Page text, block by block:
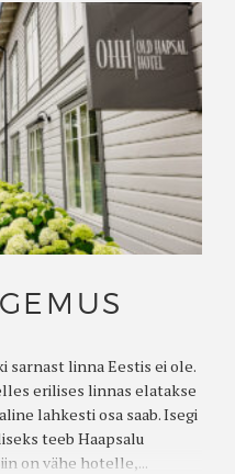
sarnast linna Eestis ei ole.
erilises linnas elatakse
lahkesti osa saab. Isegi
teeb Haapsalu
on vähe hotelle,...